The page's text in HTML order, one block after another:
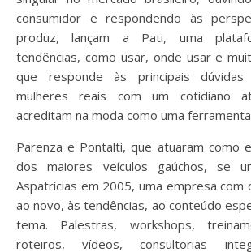
consumidor e respondendo às
produz, lançam a Pati, uma
tendências, como usar, onde usar e
que responde às principais
mulheres reais com um cotidiano
acreditam na moda como uma
Parenza e Pontalti, que atuaram como
dos maiores veículos gaúchos, se
Aspatrícias em 2005, uma empresa com
ao novo, às tendências, ao conteúdo
tema. Palestras, workshops,
roteiros, vídeos, consultorias